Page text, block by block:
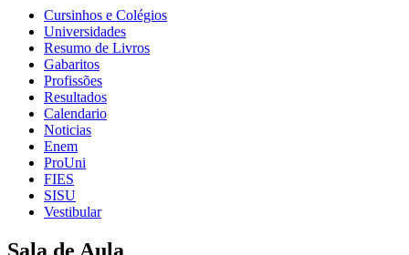
Cursinhos e Colégios
Universidades
Resumo de Livros
Gabaritos
Profissões
Resultados
Calendario
Noticias
Enem
ProUni
FIES
SISU
Vestibular
Sala de Aula